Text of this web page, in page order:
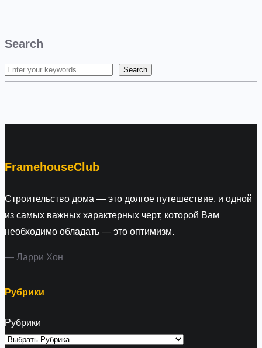
Search
S
Search
FramehouseClub
Строительство дома — это долгое путешествие, и одной
из самых важных характерных черт, которой Вам
необходимо обладать — это оптимизм.
— Ларри Хон
Рубрики
Рубрики